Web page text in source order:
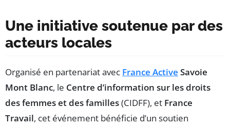
Une initiative soutenue par des
acteurs locales
Organisé en partenariat avec France Active Savoie
Mont Blanc, le Centre d’information sur les droits
des femmes et des familles(CIDFF), et France
Travail, cet événement bénéficie d’un soutien